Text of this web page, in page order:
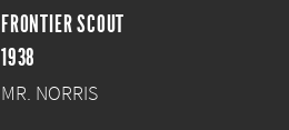
FRONTIER SCOUT
1938
MR. NORRIS